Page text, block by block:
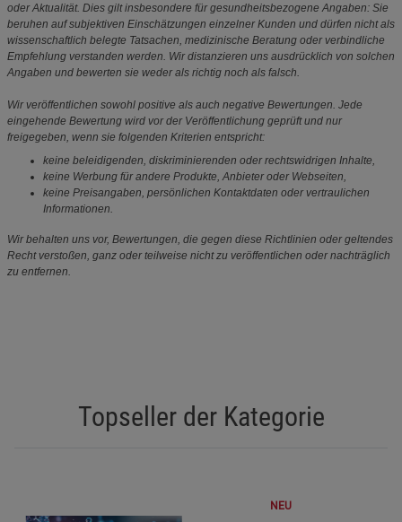
oder Aktualität. Dies gilt insbesondere für gesundheitsbezogene Angaben: Sie
beruhen auf subjektiven Einschätzungen einzelner Kunden und dürfen nicht als
wissenschaftlich belegte Tatsachen, medizinische Beratung oder verbindliche
Empfehlung verstanden werden. Wir distanzieren uns ausdrücklich von solchen
Angaben und bewerten sie weder als richtig noch als falsch.
Wir veröffentlichen sowohl positive als auch negative Bewertungen. Jede
eingehende Bewertung wird vor der Veröffentlichung geprüft und nur
freigegeben, wenn sie folgenden Kriterien entspricht:
keine beleidigenden, diskriminierenden oder rechtswidrigen Inhalte,
keine Werbung für andere Produkte, Anbieter oder Webseiten,
keine Preisangaben, persönlichen Kontaktdaten oder vertraulichen
Informationen.
Wir behalten uns vor, Bewertungen, die gegen diese Richtlinien oder geltendes
Recht verstoßen, ganz oder teilweise nicht zu veröffentlichen oder nachträglich
zu entfernen.
Topseller der Kategorie
NEU